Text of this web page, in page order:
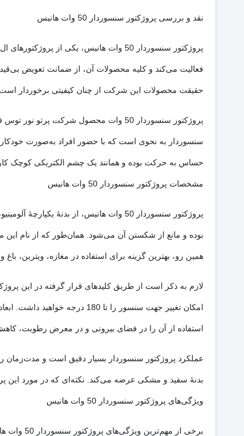
نقد و بررسی پروژکتور سنسوردار 50 وات هانیس
پروژکتور سنسوردار 50 وات هانیس،
فعالیت می‌کند و کلیه محصولات آن، از ضمانت تعویض
حقیقت محصولات این شرکت از چنان کیفیتی برخوردار است که به‌جرئت می‌توان گفت بیش از 99
پروژکتور سنسوردار 50 وات محصول شرکت
سنسوردار به نحوی است که با حضور افراد به‌صورت
حساس به حرکت بوده و همانند یک چشم الکتریکی کوچک کار
مشخصات پروژکتور سنسوردار 50 وات هانیس
پروژکتور سنسوردار 50 وات هانیس، از
همین رو، بهترین گزینه برای استفاده در مغازه، ویترین،
لازم به ذکر است از طریق کلیدهای قرار گرفته در این
استفاده از آن را در فضای بیرونی و در معرض رطوبت،
بدنۀ سفید و مشکی عرضه می‌کند. نکته‌ای که در مورد این
ویژگی‌های پروژکتور سنسوردار 50 وات هانیس
برخی از مهم‌ترین ویژگی‌های پروژکتور سنسوردار 50 وات هانیس را می‌توان در موارد زیر خلاصه کرد: